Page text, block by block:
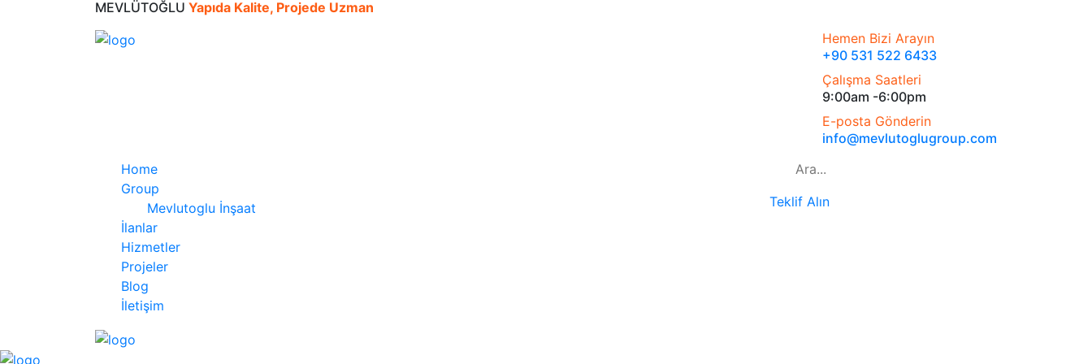
MEVLÜTOĞLU Yapıda Kalite, Projede Uzman
Hemen Bizi Arayın
+90 531 522 6433
Çalışma Saatleri
9:00am -6:00pm
E-posta Gönderin
info@mevlutoglugroup.com
Home
Group
Mevlutoglu İnşaat
İlanlar
Hizmetler
Projeler
Blog
İletişim
Teklif Alın